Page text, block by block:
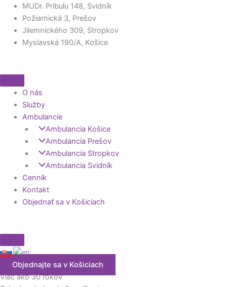
Preskočiť
obsah
MUDr. Pribulu 148, Svidník
Požiarnická 3, Prešov
Jilemnického 309, Stropkov
Myslavská 190/A, Košice
O nás
Služby
Ambulancie
Ambulancia Košice
Ambulancia Prešov
Ambulancia Stropkov
Ambulancia Svidník
Cenník
Kontakt
Objednať sa v Košiciach
Objednajte sa v Košiciach
Viac ako 30 rokov